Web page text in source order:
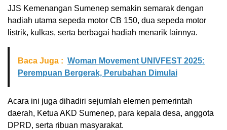
JJS Kemenangan Sumenep semakin semarak dengan
hadiah utama sepeda motor CB 150, dua sepeda motor
listrik, kulkas, serta berbagai hadiah menarik lainnya.
Baca Juga : Woman Movement UNIVFEST 2025:
Perempuan Bergerak, Perubahan Dimulai
Acara ini juga dihadiri sejumlah elemen pemerintah
daerah, Ketua AKD Sumenep, para kepala desa, anggota
DPRD, serta ribuan masyarakat.